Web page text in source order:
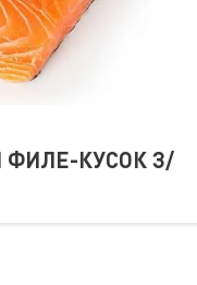
ФИЛЕ-КУСОК З/